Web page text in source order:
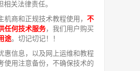
关法律责任。
机商和正规技术教程使用， 不
任何技术服务，我们用户购买
途。切记切记！！
惠信息，以及网上运维和教程
使用注意备份，不确保技术的